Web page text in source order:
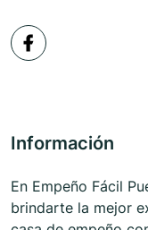
Información
En Empeño Fácil
brindarte la mejor